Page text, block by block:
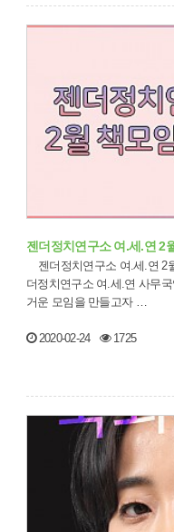
젠더정치연구소 여.세.연 2
더정치연구소 여.세.연 사무
거운 모임을 만들고자 …
2020-02-24 1725